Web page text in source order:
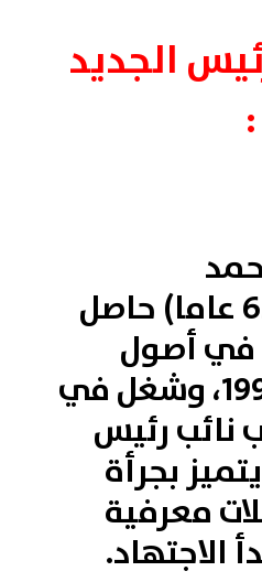
الجديد
:
الريسوني (65 عاما) حاصل
في أصول
الفقه عام 1992، وشغل في
نائب رئيس
بجرأة
معرفية
الاجتهاد.